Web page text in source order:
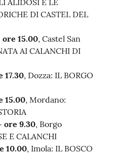
DI CASTEL DEL
15.00, Castel San
AI CALANCHI DI
17.30, Dozza: IL BORGO
15.00, Mordano:
ore 9.30, Borgo
E CALANCHI
10.00, Imola: IL BOSCO